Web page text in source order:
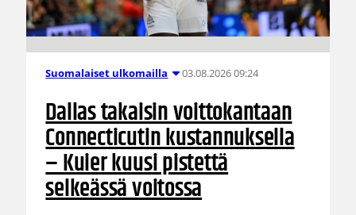
Suomalaiset ulkomailla 03.08.2026 09:24
Dallas takaisin voittokantaan
Connecticutin kustannuksella
– Kuier kuusi pistettä
selkeässä voitossa